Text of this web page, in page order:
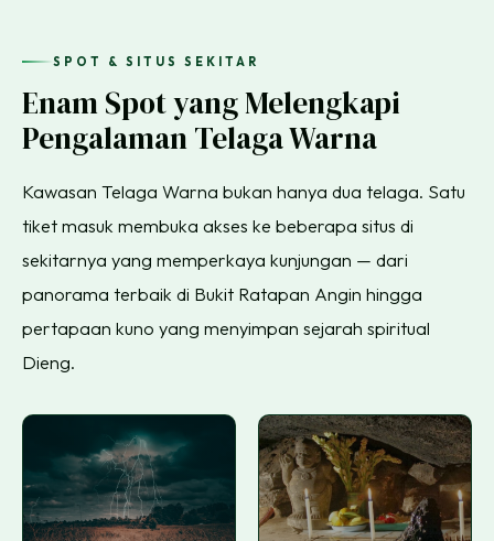
SPOT & SITUS SEKITAR
Enam Spot yang Melengkapi
Pengalaman Telaga Warna
Kawasan Telaga Warna bukan hanya dua telaga. Satu
tiket masuk membuka akses ke beberapa situs di
sekitarnya yang memperkaya kunjungan — dari
panorama terbaik di Bukit Ratapan Angin hingga
pertapaan kuno yang menyimpan sejarah spiritual
Dieng.